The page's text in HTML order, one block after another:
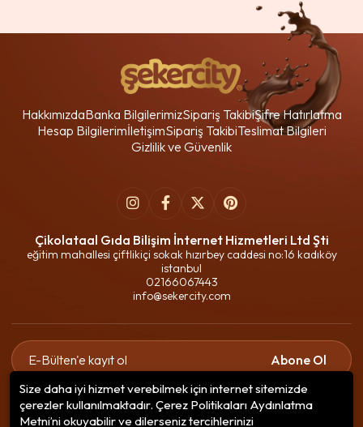
HakkımızdaBanka BilgilerimizSipariş TakibiŞifre Hatırlatma
Hesap BilgilerimİletişimSipariş TakibiTeslimat Bilgileri
Gizlilik ve Güvenlik
Çikolataal Gıda Bilişim İnternet Hizmetleri Ltd Şti
eğitim mahallesi çiftlikiçi sokak hızırbey caddesi no:16 kadıköy
istanbul
02166067443
info@sekercity.com
Abone Ol
Gizlilik politikasınıokudum ve elektronik posta almayı kabul
ediyorum.
Size daha iyi hizmet verebilmek için internet sitemizde
çerezler kullanılmaktadır. Çerez Politikaları Aydınlatma
Metni’ni okuyabilir ve dilerseniz tercihlerinizi